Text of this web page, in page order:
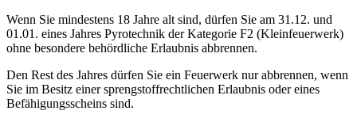
Wenn Sie mindestens 18 Jahre alt sind, dürfen Sie am 31.12. und
01.01. eines Jahres Pyrotechnik der Kategorie F2 (Kleinfeuerwerk)
ohne besondere behördliche Erlaubnis abbrennen.
Den Rest des Jahres dürfen Sie ein Feuerwerk nur abbrennen, wenn
Sie im Besitz einer sprengstoffrechtlichen Erlaubnis oder eines
Befähigungsscheins sind.